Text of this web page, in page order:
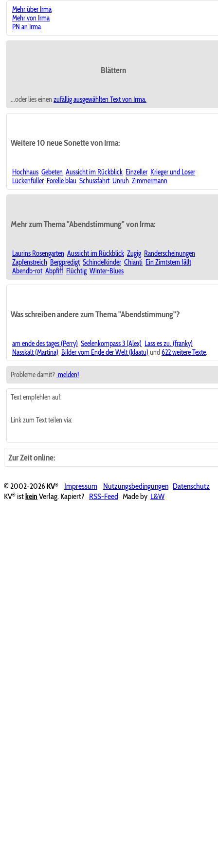
Mehr über Irma
Mehr von Irma
PN an Irma
Blättern
...oder lies einen zufällig ausgewählten Text von Irma.
Weitere 10 neue Sonette von Irma:
Hochhaus Gebeten Aussicht im Rückblick Einzeller Krieger und Loser
Lückenfüller Forelle blau Schussfahrt Unruh Zimmermann
Mehr zum Thema "Abendstimmung" von Irma:
Laurins Rosengarten Aussicht im Rückblick Zugig Randerscheinungen
Zapfenstreich Bergpredigt Schindelkinder Chianti Ein Zimtstern fällt
Abendb-rot Abpfiff Flüchtig Winter-Blues
Was schreiben andere zum Thema "Abendstimmung"?
am ende des tages (Perry) Seelenkompass 3 (Alex) Lass es zu. (franky)
Nasskalt (Martina) Bilder vom Ende der Welt (klaatu) und 622 weitere Texte.
Probleme damit? melden!
Text empfehlen auf:
Link zum Text teilen via:
Zur Zeit online:
© 2002-2026KV® Impressum Nutzungsbedingungen Datenschutz
KV® ist kein Verlag. Kapiert? RSS-Feed Made by L&W